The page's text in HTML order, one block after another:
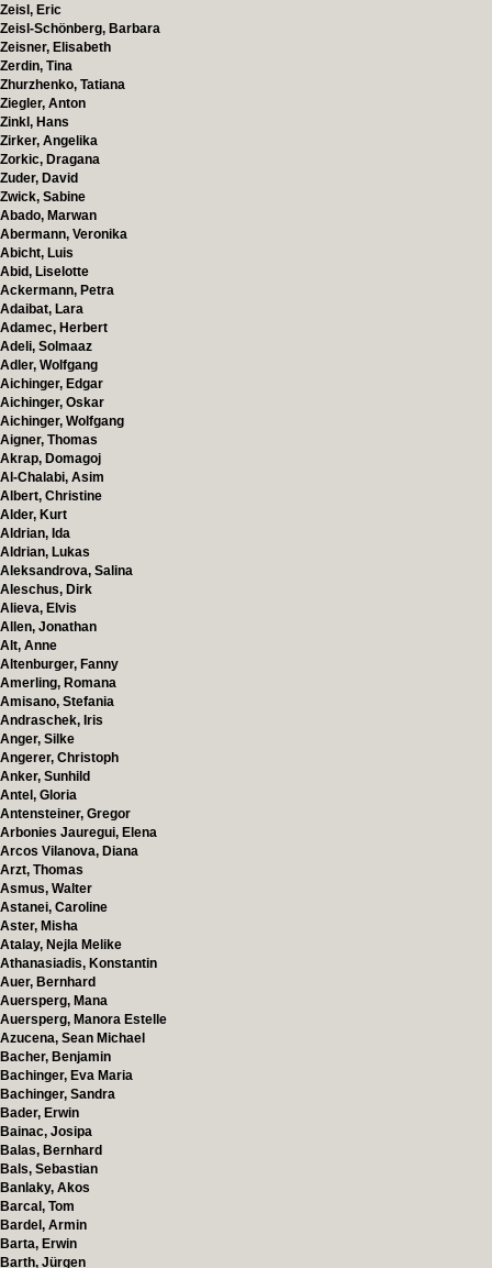
Zeisl, Eric
Zeisl-Schönberg, Barbara
Zeisner, Elisabeth
Zerdin, Tina
Zhurzhenko, Tatiana
Ziegler, Anton
Zinkl, Hans
Zirker, Angelika
Zorkic, Dragana
Zuder, David
Zwick, Sabine
Abado, Marwan
Abermann, Veronika
Abicht, Luis
Abid, Liselotte
Ackermann, Petra
Adaibat, Lara
Adamec, Herbert
Adeli, Solmaaz
Adler, Wolfgang
Aichinger, Edgar
Aichinger, Oskar
Aichinger, Wolfgang
Aigner, Thomas
Akrap, Domagoj
Al-Chalabi, Asim
Albert, Christine
Alder, Kurt
Aldrian, Ida
Aldrian, Lukas
Aleksandrova, Salina
Aleschus, Dirk
Alieva, Elvis
Allen, Jonathan
Alt, Anne
Altenburger, Fanny
Amerling, Romana
Amisano, Stefania
Andraschek, Iris
Anger, Silke
Angerer, Christoph
Anker, Sunhild
Antel, Gloria
Antensteiner, Gregor
Arbonies Jauregui, Elena
Arcos Vilanova, Diana
Arzt, Thomas
Asmus, Walter
Astanei, Caroline
Aster, Misha
Atalay, Nejla Melike
Athanasiadis, Konstantin
Auer, Bernhard
Auersperg, Mana
Auersperg, Manora Estelle
Azucena, Sean Michael
Bacher, Benjamin
Bachinger, Eva Maria
Bachinger, Sandra
Bader, Erwin
Bainac, Josipa
Balas, Bernhard
Bals, Sebastian
Banlaky, Akos
Barcal, Tom
Bardel, Armin
Barta, Erwin
Barth, Jürgen